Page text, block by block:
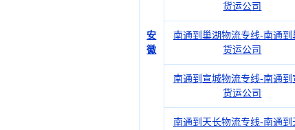
安
徽
货运公司
南通到巢湖物流专线-南通到
货运公司
南通到宣城物流专线-南通到
货运公司
南通到天长物流专线-南通到